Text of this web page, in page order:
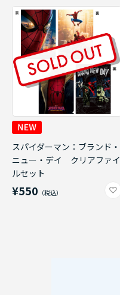
スパイダーマン：ブランド・
ニュー・デイ クリアファイ
ルセット
¥550